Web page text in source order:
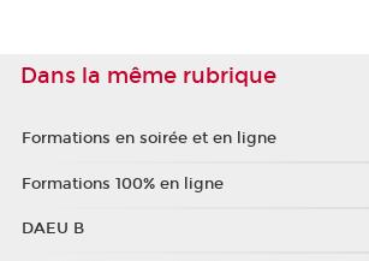
Dans la même rubrique
Formations en soirée et en ligne
Formations 100% en ligne
DAEU B